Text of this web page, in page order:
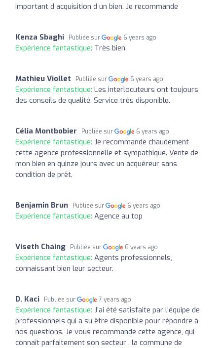
important d acquisition d un bien. Je recommande
Kenza Sbaghi Publiée sur 6 years ago
Expérience fantastique: Très bien
Mathieu Viollet Publiée sur 6 years ago
Expérience fantastique: Les interlocuteurs ont toujours
des conseils de qualité. Service très disponible.
Célia Montbobier Publiée sur 6 years ago
Expérience fantastique: Je recommande chaudement
cette agence professionnelle et sympathique. Vente de
mon bien en quinze jours avec un acquéreur sans
condition de prêt.
Benjamin Brun Publiée sur 6 years ago
Expérience fantastique: Agence au top
Viseth Chaing Publiée sur 6 years ago
Expérience fantastique: Agents professionnels,
connaissant bien leur secteur.
D. Kaci Publiée sur 7 years ago
Expérience fantastique: J’ai été satisfaite par l’équipe de
professionnels qui a su être disponible pour répondre à
nos questions. Je vous recommande cette agence, qui
connaît parfaitement son secteur , la commune de